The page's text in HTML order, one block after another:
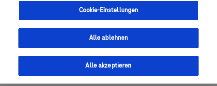
Cookie-Einstellungen
Urheberrecht
Newsletter abonnieren
Cookie-Einstellungen
Alle ablehnen
Alle akzeptieren